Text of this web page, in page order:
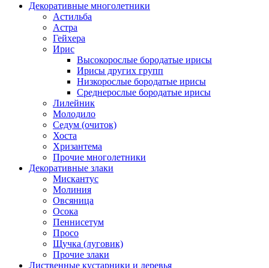
Декоративные многолетники
Астильба
Астра
Гейхера
Ирис
Высокорослые бородатые ирисы
Ирисы других групп
Низкорослые бородатые ирисы
Среднерослые бородатые ирисы
Лилейник
Молодило
Седум (очиток)
Хоста
Хризантема
Прочие многолетники
Декоративные злаки
Мискантус
Молиния
Овсяница
Осока
Пеннисетум
Просо
Щучка (луговик)
Прочие злаки
Лиственные кустарники и деревья